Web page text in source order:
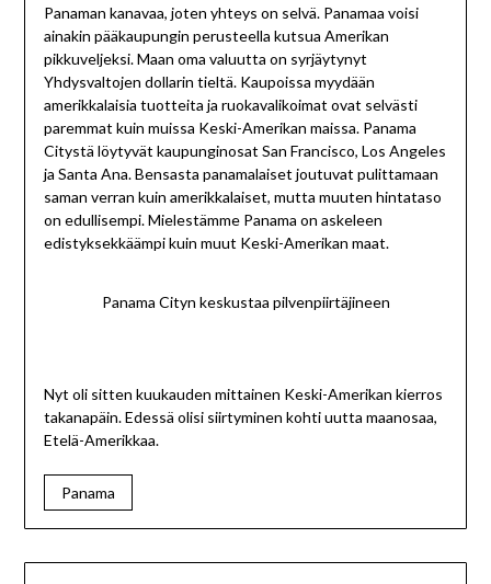
Panaman kanavaa, joten yhteys on selvä. Panamaa voisi
ainakin pääkaupungin perusteella kutsua Amerikan
pikkuveljeksi. Maan oma valuutta on syrjäytynyt
Yhdysvaltojen dollarin tieltä. Kaupoissa myydään
amerikkalaisia tuotteita ja ruokavalikoimat ovat selvästi
paremmat kuin muissa Keski-Amerikan maissa. Panama
Citystä löytyvät kaupunginosat San Francisco, Los Angeles
ja Santa Ana. Bensasta panamalaiset joutuvat pulittamaan
saman verran kuin amerikkalaiset, mutta muuten hintataso
on edullisempi. Mielestämme Panama on askeleen
edistyksekkäämpi kuin muut Keski-Amerikan maat.
Panama Cityn keskustaa pilvenpiirtäjineen
Nyt oli sitten kuukauden mittainen Keski-Amerikan kierros
takanapäin. Edessä olisi siirtyminen kohti uutta maanosaa,
Etelä-Amerikkaa.
Panama